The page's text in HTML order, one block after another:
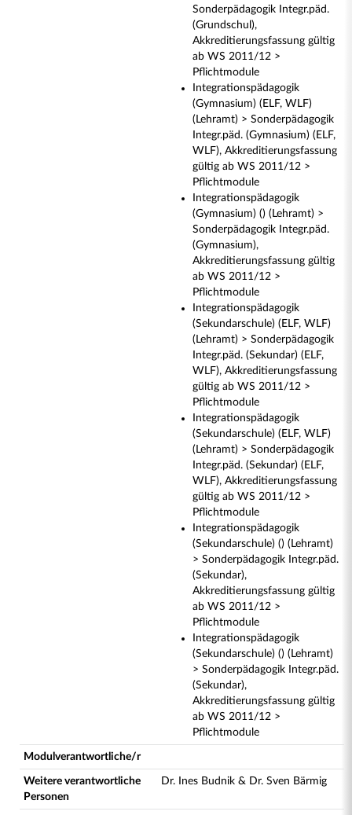
Sonderpädagogik Integr.päd.
(Grundschul),
Akkreditierungsfassung gültig
ab WS 2011/12 >
Pflichtmodule
Integrationspädagogik
(Gymnasium) (ELF, WLF)
(Lehramt) > Sonderpädagogik
Integr.päd. (Gymnasium) (ELF,
WLF), Akkreditierungsfassung
gültig ab WS 2011/12 >
Pflichtmodule
Integrationspädagogik
(Gymnasium) () (Lehramt) >
Sonderpädagogik Integr.päd.
(Gymnasium),
Akkreditierungsfassung gültig
ab WS 2011/12 >
Pflichtmodule
Integrationspädagogik
(Sekundarschule) (ELF, WLF)
(Lehramt) > Sonderpädagogik
Integr.päd. (Sekundar) (ELF,
WLF), Akkreditierungsfassung
gültig ab WS 2011/12 >
Pflichtmodule
Integrationspädagogik
(Sekundarschule) (ELF, WLF)
(Lehramt) > Sonderpädagogik
Integr.päd. (Sekundar) (ELF,
WLF), Akkreditierungsfassung
gültig ab WS 2011/12 >
Pflichtmodule
Integrationspädagogik
(Sekundarschule) () (Lehramt)
> Sonderpädagogik Integr.päd.
(Sekundar),
Akkreditierungsfassung gültig
ab WS 2011/12 >
Pflichtmodule
Integrationspädagogik
(Sekundarschule) () (Lehramt)
> Sonderpädagogik Integr.päd.
(Sekundar),
Akkreditierungsfassung gültig
ab WS 2011/12 >
Pflichtmodule
Modulverantwortliche/r
Weitere verantwortliche
Personen
Dr. Ines Budnik & Dr. Sven Bärmig